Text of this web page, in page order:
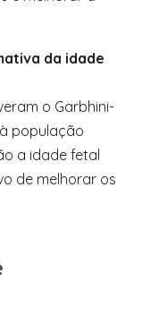
da idade
o Garbhini-
população
a idade fetal
de melhorar os